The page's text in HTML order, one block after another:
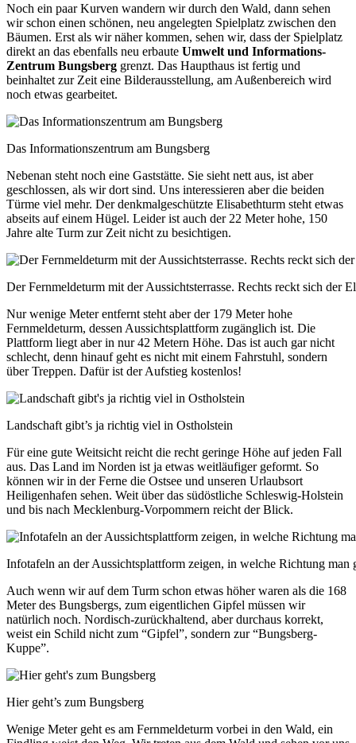
Noch ein paar Kurven wandern wir durch den Wald, dann sehen
wir schon einen schönen, neu angelegten Spielplatz zwischen den
Bäumen. Erst als wir näher kommen, sehen wir, dass der Spielplatz
direkt an das ebenfalls neu erbaute Umwelt und Informations-
Zentrum Bungsberg grenzt. Das Haupthaus ist fertig und
beinhaltet zur Zeit eine Bilderausstellung, am Außenbereich wird
noch etwas gearbeitet.
Das Informationszentrum am Bungsberg
Nebenan steht noch eine Gaststätte. Sie sieht nett aus, ist aber
geschlossen, als wir dort sind. Uns interessieren aber die beiden
Türme viel mehr. Der denkmalgeschützte Elisabethturm steht etwas
abseits auf einem Hügel. Leider ist auch der 22 Meter hohe, 150
Jahre alte Turm zur Zeit nicht zu besichtigen.
Der Fernmeldeturm mit der Aussichtsterrasse. Rechts reckt sich der
Nur wenige Meter entfernt steht aber der 179 Meter hohe
Fernmeldeturm, dessen Aussichtsplattform zugänglich ist. Die
Plattform liegt aber in nur 42 Metern Höhe. Das ist auch gar nicht
schlecht, denn hinauf geht es nicht mit einem Fahrstuhl, sondern
über Treppen. Dafür ist der Aufstieg kostenlos!
Landschaft gibt’s ja richtig viel in Ostholstein
Für eine gute Weitsicht reicht die recht geringe Höhe auf jeden Fall
aus. Das Land im Norden ist ja etwas weitläufiger geformt. So
können wir in der Ferne die Ostsee und unseren Urlaubsort
Heiligenhafen sehen. Weit über das südöstliche Schleswig-Holstein
und bis nach Mecklenburg-Vorpommern reicht der Blick.
Infotafeln an der Aussichtsplattform zeigen, in welche Richtung man
Auch wenn wir auf dem Turm schon etwas höher waren als die 168
Meter des Bungsbergs, zum eigentlichen Gipfel müssen wir
natürlich noch. Nordisch-zurückhaltend, aber durchaus korrekt,
weist ein Schild nicht zum “Gipfel”, sondern zur “Bungsberg-
Kuppe”.
Hier geht’s zum Bungsberg
Wenige Meter geht es am Fernmeldeturm vorbei in den Wald, ein